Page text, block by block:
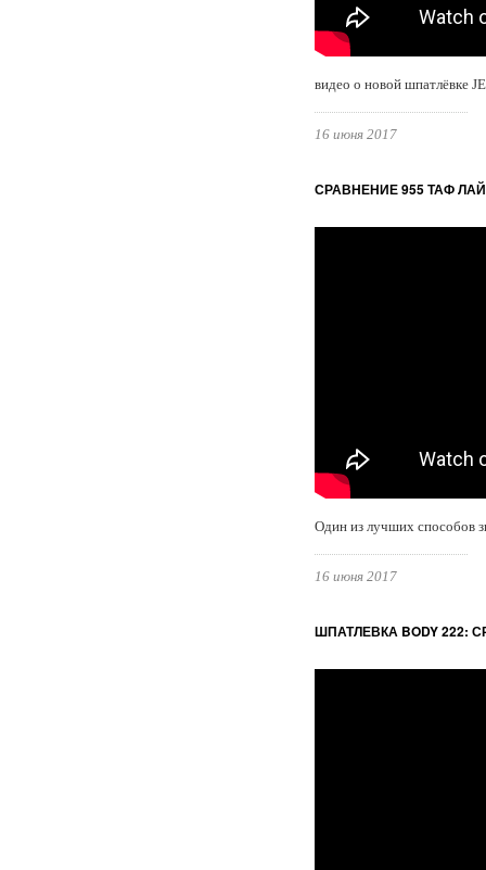
видео о новой шпатлёвке
16 июня 2017
СРАВНЕНИЕ 955 ТАФ
Один из лучших способов
16 июня 2017
ШПАТЛЕВКА BODY 222: